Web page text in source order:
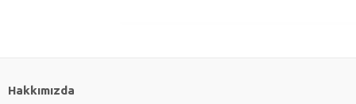
Hakkımızda